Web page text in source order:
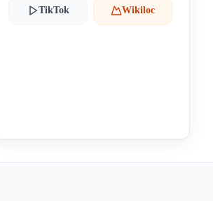
TikTok Wikiloc